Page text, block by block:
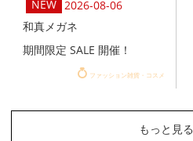
2026-08-06
和真メガネ
期間限定 SALE 開催！
ファッション雑貨・コスメ
もっと見る